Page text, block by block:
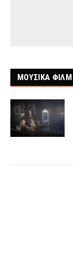
ΜΟΥΣΙΚΑ ΦΙΛΜ